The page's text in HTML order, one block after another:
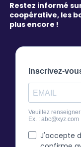
Restez informé
coopérative, les
plus encore !